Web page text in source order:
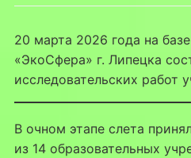
20 марта 2026 года на
«ЭкоСфера» г. Липецка
исследовательских работ
В очном этапе слета
из 14 образовательных